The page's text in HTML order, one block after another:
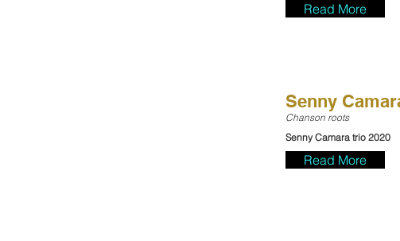
Read More
Senny
Chanson roots
Senny Camara trio 2020
Read More